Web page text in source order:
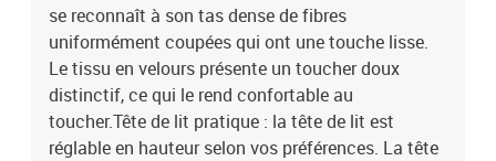
à ciseauxLa livraison contient :1 x cadre de lit1 x tête de lit1 x
matelas1 x surmatelas2 x bande à LED
se reconnaît à son tas dense de fibres
uniformément coupées qui ont une touche lisse.
Le tissu en velours présente un toucher doux
distinctif, ce qui le rend confortable au
toucher.Tête de lit pratique : la tête de lit est
réglable en hauteur selon vos préférences. La tête